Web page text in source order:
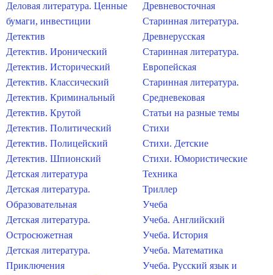
Деловая литература. Ценные
бумаги, инвестиции
Детектив
Детектив. Иронический
Детектив. Исторический
Детектив. Классический
Детектив. Криминальный
Детектив. Крутой
Детектив. Политический
Детектив. Полицейский
Детектив. Шпионский
Детская литература
Детская литература.
Образовательная
Детская литература.
Остросюжетная
Детская литература.
Приключения
Древневосточная
Старинная литература.
Древнерусская
Старинная литература.
Европейская
Старинная литература.
Средневековая
Статьи на разные темы
Стихи
Стихи. Детские
Стихи. Юмористические
Техника
Триллер
Учеба
Учеба. Английский
Учеба. История
Учеба. Математика
Учеба. Русский язык и